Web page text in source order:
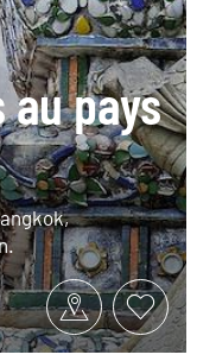
pays